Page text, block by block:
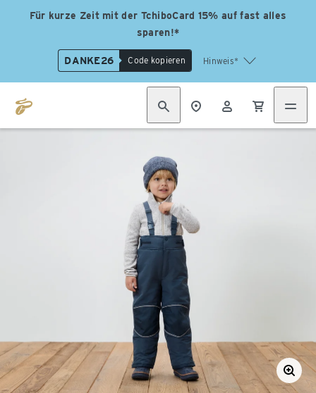
Für kurze Zeit mit der TchiboCard 15% auf fast alles
sparen!*
DANKE26 Code kopieren Hinweis*